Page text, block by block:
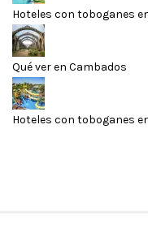
Hoteles con toboganes
Qué ver en Cambados
Hoteles con toboganes